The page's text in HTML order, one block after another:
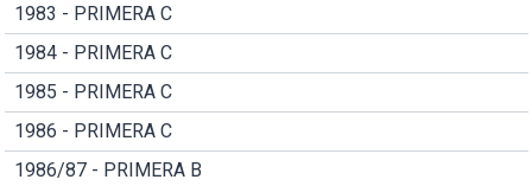
1983 - PRIMERA C
1984 - PRIMERA C
1985 - PRIMERA C
1986 - PRIMERA C
1986/87 - PRIMERA B